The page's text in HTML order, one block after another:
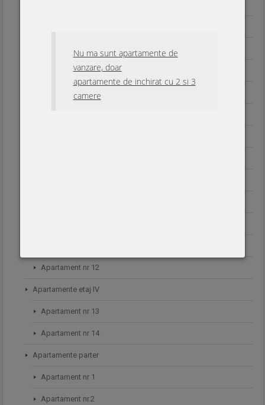
Apartament nr 4
Apartament nr 5
Apartament nr 6
Apartament nr 12
Apartamente etaj IV
Apartament nr 13
Apartament nr 14
Apartamente parter
Apartament nr 1
Apartament nr.2
Nu ma sunt apartamente de
vanzare, doar
apartamente de inchirat cu 2 si 3
camere